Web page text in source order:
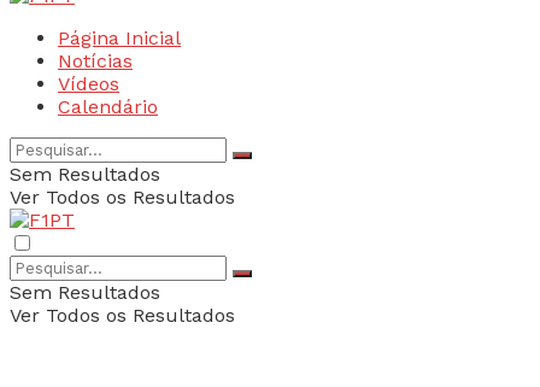
Página Inicial
Notícias
Vídeos
Calendário
Sem Resultados
Ver Todos os Resultados
Sem Resultados
Ver Todos os Resultados